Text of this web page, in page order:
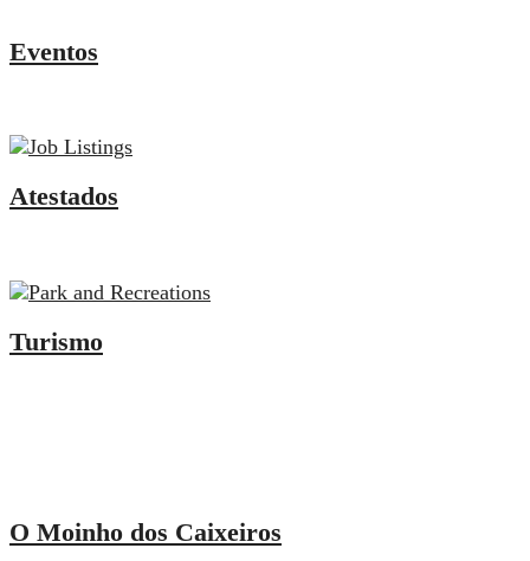
Eventos
Atestados
Turismo
O Moinho dos Caixeiros